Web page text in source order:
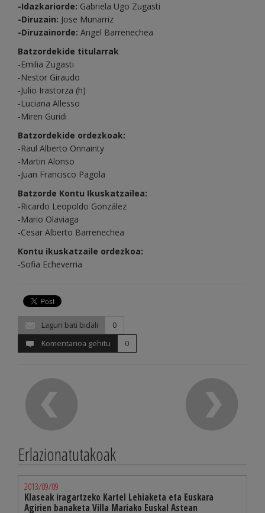
-Idazkariorde: Gabriela Ugo Zugasti
-Diruzain: Jose Munarriz
-Diruzainorde: Angel Barrenechea
Batzordekide titularrak
-Emilia Zugasti
-Nestor Giraudo
-Julio Irastorza (h)
-Luciana Allesso
-Miren Guridi
Batzordekide ordezkoak:
-Raul Alberto Onnainty
-Martin Alonso
-Juan Francisco Pagola
Batzorde Kontu Ikuskatzailea:
-Ricardo Leopoldo González
-Mario Olaviaga
-Cesar Alberto Barrenechea
Kontu ikuskatzaile ordezkoa:
-Sofia Echeverria
Lagun bati bidali
0
Komentarioa gehitu
0
Erlazionatutakoak
2013/09/09
Klaseak iragartzeko Kartel Lehiaketa eta Euskara
Agirien banaketa Villa Mariako Euskal Astean